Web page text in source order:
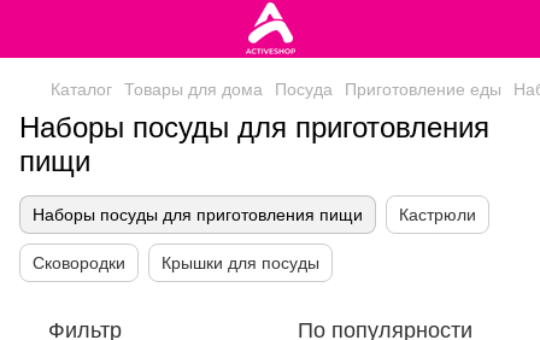
Каталог Товары для дома Посуда Приготовление еды
Наборы посуды для приготовления
пищи
Наборы посуды для приготовления пищи Кастрюли
Сковородки Крышки для посуды
Фильтр По популярности